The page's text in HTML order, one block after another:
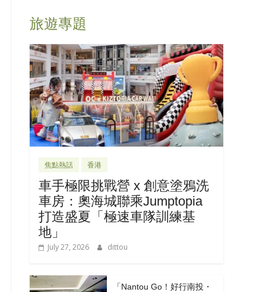
旅遊專題
焦點熱話 香港
車手極限挑戰營 x 創意塗鴉洗
車房：奧海城聯乘Jumptopia
打造盛夏「極速車隊訓練基
地」
July 27, 2026 dittou
「Nantou Go！好行南投・